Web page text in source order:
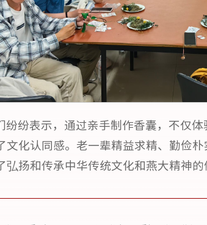
纷纷表示，通过亲手制作香囊，不仅
文化认同感。老一辈精益求精、勤俭
弘扬和传承中华传统文化和燕大精神的